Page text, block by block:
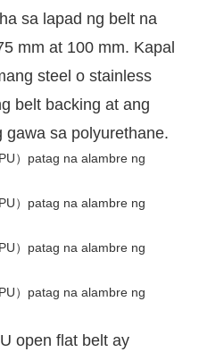
sa lapad ng belt na
mm at 100 mm. Kapal
steel o stainless
belt backing at ang
gawa sa polyurethane.
open flat belt ay